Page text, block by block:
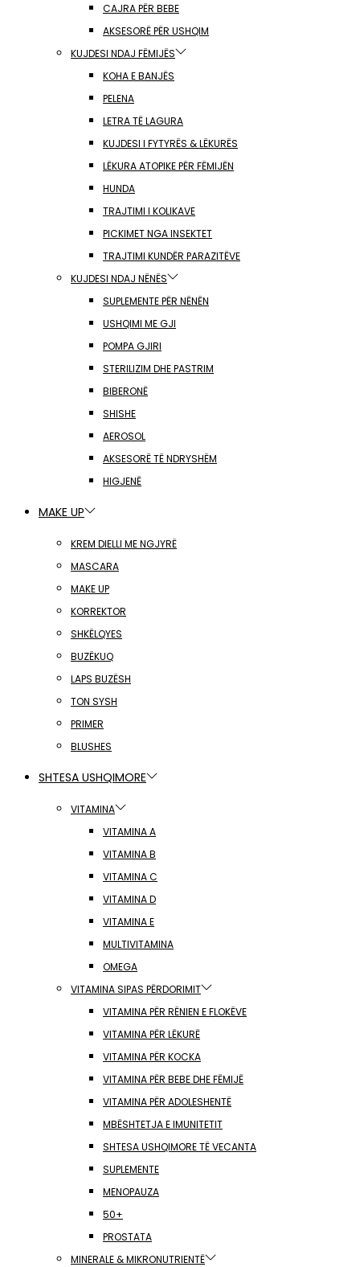
CAJRA PËR BEBE
AKSESORË PËR USHQIM
KUJDESI NDAJ FËMIJËS
KOHA E BANJËS
PELENA
LETRA TË LAGURA
KUJDESI I FYTYRËS & LËKURËS
LËKURA ATOPIKE PËR FËMIJËN
HUNDA
TRAJTIMI I KOLIKAVE
PICKIMET NGA INSEKTET
TRAJTIMI KUNDËR PARAZITËVE
KUJDESI NDAJ NËNËS
SUPLEMENTE PËR NËNËN
USHQIMI ME GJI
POMPA GJIRI
STERILIZIM DHE PASTRIM
BIBERONË
SHISHE
AEROSOL
AKSESORË TË NDRYSHËM
HIGJENË
MAKE UP
KREM DIELLI ME NGJYRË
MASCARA
MAKE UP
KORREKTOR
SHKËLQYES
BUZËKUQ
LAPS BUZËSH
TON SYSH
PRIMER
BLUSHES
SHTESA USHQIMORE
VITAMINA
VITAMINA A
VITAMINA B
VITAMINA C
VITAMINA D
VITAMINA E
MULTIVITAMINA
OMEGA
VITAMINA SIPAS PËRDORIMIT
VITAMINA PËR RËNIEN E FLOKËVE
VITAMINA PËR LËKURË
VITAMINA PËR KOCKA
VITAMINA PËR BEBE DHE FËMIJË
VITAMINA PËR ADOLESHENTË
MBËSHTETJA E IMUNITETIT
SHTESA USHQIMORE TË VECANTA
SUPLEMENTE
MENOPAUZA
50+
PROSTATA
MINERALE & MIKRONUTRIENTË